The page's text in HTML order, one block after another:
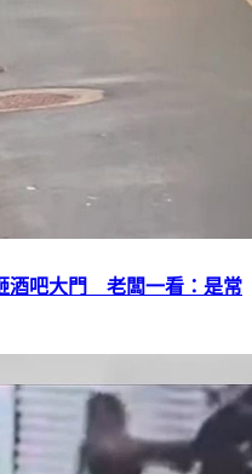
酒吧大門 老闆一看：是常